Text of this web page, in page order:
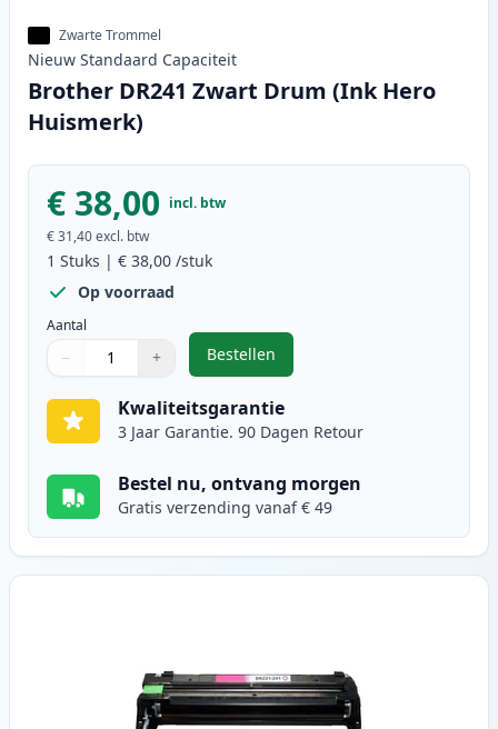
Zwarte Trommel
Nieuw Standaard Capaciteit
Brother DR241 Zwart Drum (Ink Hero
Huismerk)
€ 38,00 incl. btw
€ 31,40excl. btw
1 Stuks | € 38,00 /stuk
Op voorraad
Aantal
Gebruik de knoppen om aan te passen
− +
1
Bestellen
,Brother DR241 Zwart Drum (Ink
Kwaliteitsgarantie
3 Jaar Garantie. 90 Dagen Retour
Bestel nu, ontvang morgen
Gratis verzending vanaf € 49